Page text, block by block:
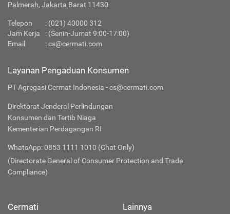
Palmerah, Jakarta Barat 11430
Telepon : (021) 40000 312
Jam Kerja
: (Senin-Jumat 9:00-17:00)
Email
:cs@cermati.com
Layanan Pengaduan Konsumen
PT Agregasi Cermat Indonesia - cs@cermati.com
Direktorat Jenderal Perlindungan
Konsumen dan Tertib Niaga
Kementerian Perdagangan RI
WhatsApp: 0853 1111 1010 (Chat Only)
(Directorate General of Consumer Protection and Trade
Compliance)
Cermati Lainnya